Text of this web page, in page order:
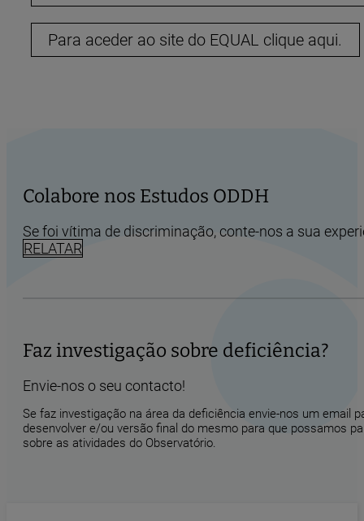
Para aceder ao site do EQUAL clique aqui.
Colabore nos Estudos ODDH
Se foi vítima de discriminação, conte-nos a sua
RELATAR
Faz investigação sobre deficiência?
Envie-nos o seu contacto!
Se faz investigação na área da deficiência envie-nos um
desenvolver e/ou versão final do mesmo para que possamos
sobre as atividades do Observatório.